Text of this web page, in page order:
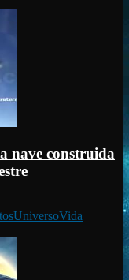
nave construida
UniversoVida